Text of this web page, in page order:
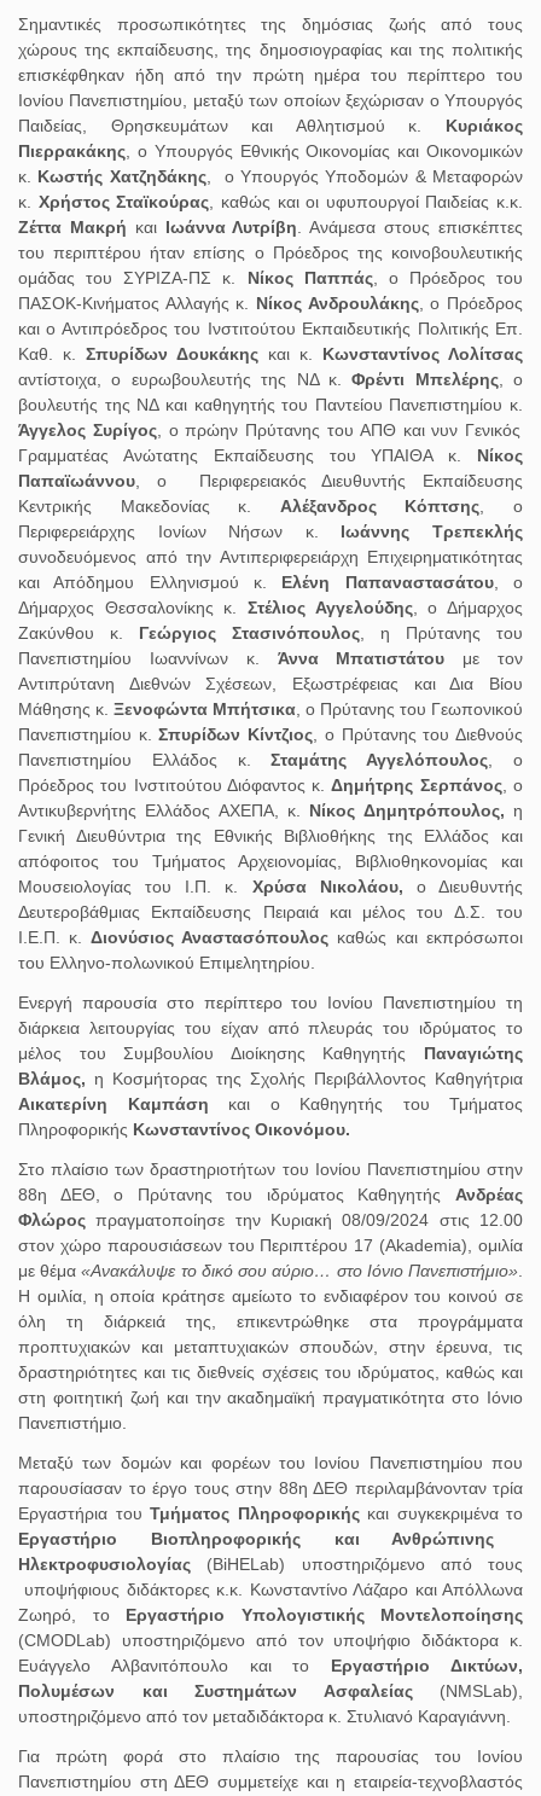
Σημαντικές προσωπικότητες της δημόσιας ζωής από τους
χώρους της εκπαίδευσης, της δημοσιογραφίας και της πολιτικής
επισκέφθηκαν ήδη από την πρώτη ημέρα του περίπτερο του
Ιονίου Πανεπιστημίου, μεταξύ των οποίων ξεχώρισαν ο Υπουργός
Παιδείας, Θρησκευμάτων και Αθλητισμού κ. Κυριάκος
Πιερρακάκης, ο Υπουργός Εθνικής Οικονομίας και Οικονομικών
κ. Κωστής Χατζηδάκης, ο Υπουργός Υποδομών & Μεταφορών
κ. Χρήστος Σταϊκούρας, καθώς και οι υφυπουργοί Παιδείας κ.κ.
Ζέττα Μακρή και Ιωάννα Λυτρίβη. Ανάμεσα στους επισκέπτες
του περιπτέρου ήταν επίσης ο Πρόεδρος της κοινοβουλευτικής
ομάδας του ΣΥΡΙΖΑ-ΠΣ κ. Νίκος Παππάς, o Πρόεδρος του
ΠΑΣΟΚ-Κινήματος Αλλαγής κ. Νίκος Ανδρουλάκης, ο Πρόεδρος
και ο Αντιπρόεδρος του Ινστιτούτου Εκπαιδευτικής Πολιτικής Επ.
Καθ. κ. Σπυρίδων Δουκάκης και κ. Κωνσταντίνος Λολίτσας
αντίστοιχα, ο ευρωβουλευτής της ΝΔ κ. Φρέντι Μπελέρης, ο
βουλευτής της ΝΔ και καθηγητής του Παντείου Πανεπιστημίου κ.
Άγγελος Συρίγος, ο πρώην Πρύτανης του ΑΠΘ και νυν Γενικός
Γραμματέας Ανώτατης Εκπαίδευσης του ΥΠΑΙΘΑ κ. Νίκος
Παπαϊωάννου, ο Περιφερειακός Διευθυντής Εκπαίδευσης
Κεντρικής Μακεδονίας κ. Αλέξανδρος Κόπτσης, o
Περιφερειάρχης Ιονίων Νήσων κ. Ιωάννης Τρεπεκλής
συνοδευόμενος από την Αντιπεριφερειάρχη Επιχειρηματικότητας
και Απόδημου Ελληνισμού κ. Ελένη Παπαναστασάτου, ο
Δήμαρχος Θεσσαλονίκης κ. Στέλιος Αγγελούδης, ο Δήμαρχος
Ζακύνθου κ. Γεώργιος Στασινόπουλος, η Πρύτανης του
Πανεπιστημίου Ιωαννίνων κ. Άννα Μπατιστάτου με τον
Αντιπρύτανη Διεθνών Σχέσεων, Εξωστρέφειας και Δια Βίου
Μάθησης κ. Ξενοφώντα Μπήτσικα, ο Πρύτανης του Γεωπονικού
Πανεπιστημίου κ.Σπυρίδων Κίντζιος, ο Πρύτανης του Διεθνούς
Πανεπιστημίου Ελλάδος κ.Σταμάτης Αγγελόπουλος, ο
Πρόεδρος του Ινστιτούτου Διόφαντος κ.Δημήτρης Σερπάνος, ο
Αντικυβερνήτης Ελλάδος ΑΧΕΠΑ, κ. Νίκος Δημητρόπουλος,η
Γενική Διευθύντρια της Εθνικής Βιβλιοθήκης της Ελλάδος και
απόφοιτος του Τμήματος Αρχειονομίας, Βιβλιοθηκονομίας και
Μουσειολογίας του Ι.Π. κ. Χρύσα Νικολάου, ο Διευθυντής
Δευτεροβάθμιας Εκπαίδευσης Πειραιά και μέλος του Δ.Σ. του
Ι.Ε.Π. κ. Διονύσιος Αναστασόπουλος καθώς και εκπρόσωποι
του Ελληνο-πολωνικού Επιμελητηρίου.
Ενεργή παρουσία στο περίπτερο του Ιονίου Πανεπιστημίου τη
διάρκεια λειτουργίας του είχαν από πλευράς του ιδρύματος το
μέλος του Συμβουλίου Διοίκησης Καθηγητής Παναγιώτης
Βλάμος, η Κοσμήτορας της Σχολής Περιβάλλοντος Καθηγήτρια
Αικατερίνη Καμπάση και ο Καθηγητής του Τμήματος
Πληροφορικής Κωνσταντίνος Οικονόμου.
Στο πλαίσιο των δραστηριοτήτων του Ιονίου Πανεπιστημίου στην
88η ΔΕΘ, ο Πρύτανης του ιδρύματος Καθηγητής Ανδρέας
Φλώρος πραγματοποίησε την Κυριακή 08/09/2024 στις 12.00
στον χώρο παρουσιάσεων του Περιπτέρου 17 (Akademia), ομιλία
με θέμα«Ανακάλυψε το δικό σου αύριο… στο Ιόνιο Πανεπιστήμιο».
Η ομιλία, η οποία κράτησε αμείωτο το ενδιαφέρον του κοινού σε
όλη τη διάρκειά της, επικεντρώθηκε στα προγράμματα
προπτυχιακών και μεταπτυχιακών σπουδών, στην έρευνα, τις
δραστηριότητες και τις διεθνείς σχέσεις του ιδρύματος, καθώς και
στη φοιτητική ζωή και την ακαδημαϊκή πραγματικότητα στο Ιόνιο
Πανεπιστήμιο.
Μεταξύ των δομών και φορέων του Ιονίου Πανεπιστημίου που
παρουσίασαν το έργο τους στην 88η ΔΕΘ περιλαμβάνονταν τρία
Εργαστήρια του Τμήματος Πληροφορικήςκαι συγκεκριμένα το
Εργαστήριο Βιοπληροφορικής και Ανθρώπινης
Ηλεκτροφυσιολογίας (BiHELab) υποστηριζόμενο από τους
υποψήφιους διδάκτορες κ.κ. Κωνσταντίνο Λάζαρο και Απόλλωνα
Ζωηρό, το Εργαστήριο Υπολογιστικής Μοντελοποίησης
(CMODLab) υποστηριζόμενο από τον υποψήφιο διδάκτορα κ.
Ευάγγελο Αλβανιτόπουλο και το Εργαστήριο Δικτύων,
Πολυμέσων και Συστημάτων Ασφαλείας (NMSLab),
υποστηριζόμενο από τον μεταδιδάκτορα κ. Στυλιανό Καραγιάννη.
Για πρώτη φορά στο πλαίσιο της παρουσίας του Ιονίου
Πανεπιστημίου στη ΔΕΘ συμμετείχε και η εταιρεία-τεχνοβλαστός